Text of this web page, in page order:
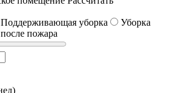
Поддерживающая уборка
Уборка
пожара